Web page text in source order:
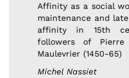
Affinity as a social
maintenance and
affinity in 15th
followers of
Maulevrier (1450-65)
Michel Nassiet